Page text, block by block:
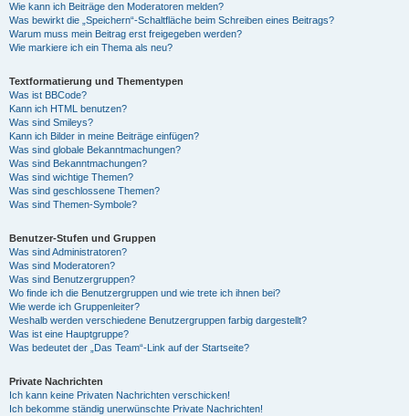
Wie kann ich Beiträge den Moderatoren melden?
Was bewirkt die „Speichern“-Schaltfläche beim Schreiben eines Beitrags?
Warum muss mein Beitrag erst freigegeben werden?
Wie markiere ich ein Thema als neu?
Textformatierung und Thementypen
Was ist BBCode?
Kann ich HTML benutzen?
Was sind Smileys?
Kann ich Bilder in meine Beiträge einfügen?
Was sind globale Bekanntmachungen?
Was sind Bekanntmachungen?
Was sind wichtige Themen?
Was sind geschlossene Themen?
Was sind Themen-Symbole?
Benutzer-Stufen und Gruppen
Was sind Administratoren?
Was sind Moderatoren?
Was sind Benutzergruppen?
Wo finde ich die Benutzergruppen und wie trete ich ihnen bei?
Wie werde ich Gruppenleiter?
Weshalb werden verschiedene Benutzergruppen farbig dargestellt?
Was ist eine Hauptgruppe?
Was bedeutet der „Das Team“-Link auf der Startseite?
Private Nachrichten
Ich kann keine Privaten Nachrichten verschicken!
Ich bekomme ständig unerwünschte Private Nachrichten!